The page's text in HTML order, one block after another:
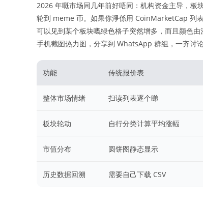
2026 年嘅市场同几年前好唔同：机构资金主导，板
轮到 meme 币。如果你淨係用 CoinMarketCap 列
可以见到某个板块嘅绿色格子突然增多，而且颜色
手机截图热力图，分享到 WhatsApp 群组，一齐讨论
功能 传统报价表
整体市场情绪 扫读列表逐个睇
板块轮动 自行分类计算平均涨幅
市值分布 圆饼图静态显示
历史数据回溯 需要自己下载 CSV